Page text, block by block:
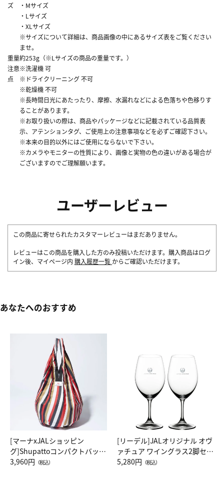
ズ
・Mサイズ
・Lサイズ
・XLサイズ
※サイズについて詳細は、商品画像の中にあるサイズ表をご覧ください
ませ。
重量約253g（※Lサイズの商品の重量です。）
注意
点
※洗濯機 可
※ドライクリーニング 不可
※乾燥機 不可
※長時間日光にあたったり、摩擦、水漏れなどによる色落ちや色移りす
ることがあります。
※お取り扱いの際は、商品やパッケージなどに記載されている品質表
示、アテンションタグ、ご使用上の注意事項などを必ずご確認下さい。
※本来の目的以外にはご使用にならないで下さい。
※カメラやモニターの性質により、画像と実物の色の違いがある場合が
ございますのでご理解願います。
ユーザーレビュー
この商品に寄せられたカスタマーレビューはまだありません。
レビューはこの商品を購入した方のみ投稿いただけます。購入商品はログ
イン後、マイページ内 購入履歴一覧 からご確認いただけます。
あなたへのおすすめ
[マーナxJALショッピン
グ]Shupattoコンパクトバッグ
Drop JAL客室乗務員（LC）ス
3,960円 （税込）
[リーデル]JALオリジナル オヴ
ァチュア ワイングラス2脚セッ
ト（レッドワイン）
5,280円 （税込）